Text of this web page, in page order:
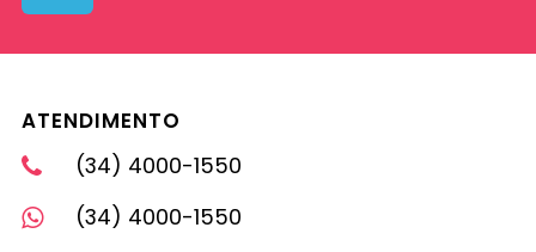
ATENDIMENTO
(34) 4000-1550
(34) 4000-1550